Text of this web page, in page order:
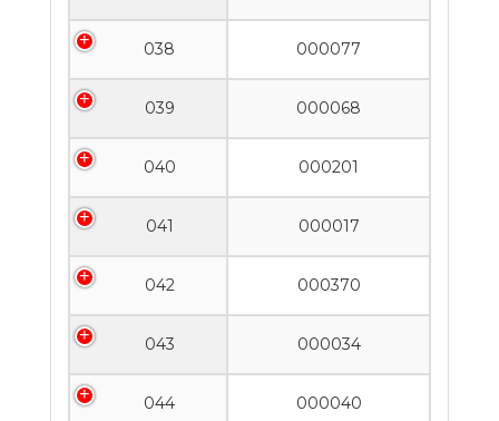
038 000077
039 000068
040 000201
041 000017
042 000370
043 000034
044 000040